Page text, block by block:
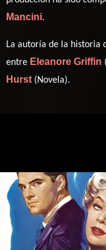
Mancini.
La autoría de la historia
entre Eleanore Griffin
Hurst(Novela).